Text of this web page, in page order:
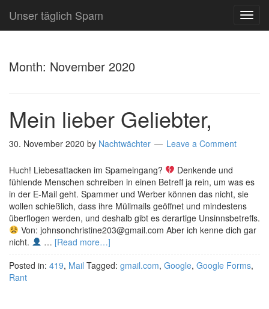
Unser täglich Spam
Month: November 2020
Mein lieber Geliebter,
30. November 2020 by Nachtwächter Leave a Comment
Huch! Liebesattacken im Spameingang?
Denkende und
fühlende Menschen schreiben in einen Betreff ja rein, um was es
in der E-Mail geht. Spammer und Werber können das nicht, sie
wollen schießlich, dass ihre Müllmails geöffnet und mindestens
überflogen werden, und deshalb gibt es derartige Unsinnsbetreffs.
Von: johnsonchristine203@gmail.com Aber ich kenne dich gar
nicht.
… [Read more…]
Posted in: 419, Mail Tagged: gmail.com, Google, Google Forms,
Rant